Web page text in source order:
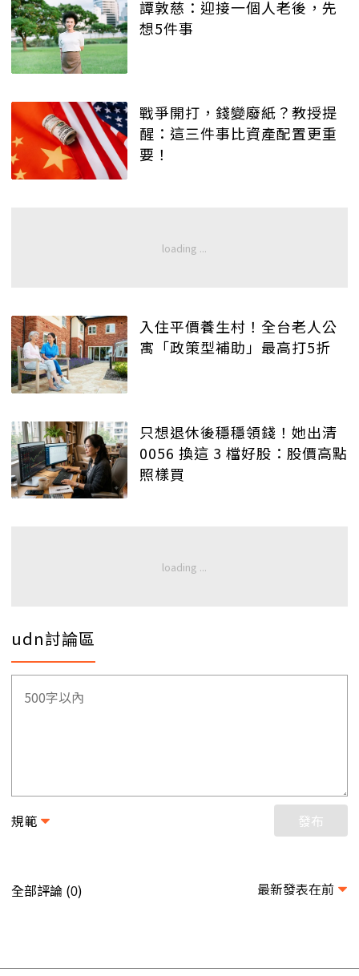
譚敦慈：迎接一個人老後，先
想5件事
戰爭開打，錢變廢紙？教授提
醒：這三件事比資產配置更重
要！
入住平價養生村！全台老人公
寓「政策型補助」最高打5折
只想退休後穩穩領錢！她出清
0056 換這 3 檔好股：股價高點
照樣買
udn討論區
規範 發布
全部評論 (0) 最新發表在前